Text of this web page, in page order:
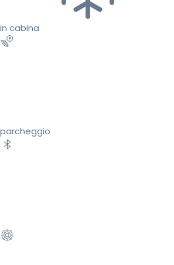
in cabina
parcheggio